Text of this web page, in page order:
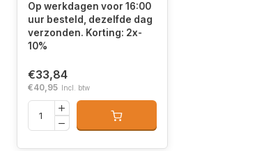
Op werkdagen voor 16:00
uur besteld, dezelfde dag
verzonden. Korting: 2x-
10%
€33,84
€40,95 Incl. btw